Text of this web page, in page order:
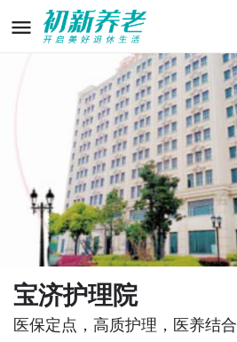
宝济护理院
医保定点，高质护理，医养结合